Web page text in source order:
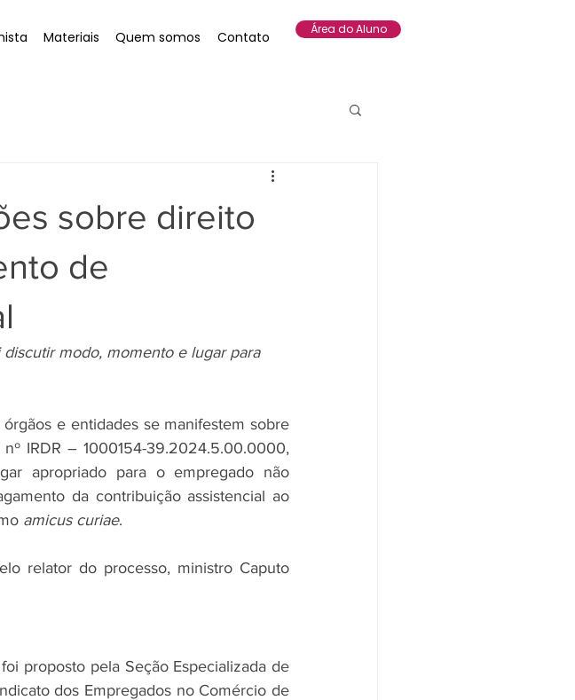
Materiais Quem somos Contato Área do Aluno
sobre direito
de
modo, momento e lugar para
e entidades se manifestem sobre
IRDR – 1000154-39.2024.5.00.0000,
apropriado para o empregado não
da contribuição assistencial ao
amicus curiae.
relator do processo, ministro Caputo
proposto pela Seção Especializada de
dos Empregados no Comércio de